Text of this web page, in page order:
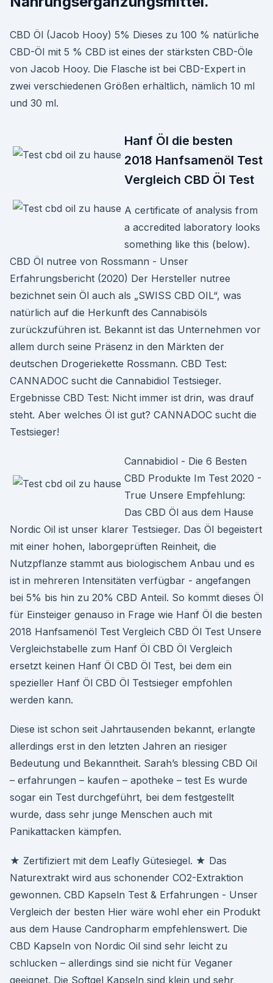
CBD Öl (Jacob Hooy) 5% Dieses zu 100 % natürliche
CBD-Öl mit 5 % CBD ist eines der stärksten CBD-Öle
von Jacob Hooy. Die Flasche ist bei CBD-Expert in
zwei verschiedenen Größen erhältlich, nämlich 10 ml
und 30 ml.
Hanf Öl die besten
2018 Hanfsamenöl Test
Vergleich CBD Öl Test
A certificate of analysis from
a accredited laboratory looks
something like this (below).
CBD Öl nutree von Rossmann - Unser
Erfahrungsbericht (2020) Der Hersteller nutree
bezichnet sein Öl auch als „SWISS CBD OIL“, was
natürlich auf die Herkunft des Cannabisöls
zurückzuführen ist. Bekannt ist das Unternehmen vor
allem durch seine Präsenz in den Märkten der
deutschen Drogeriekette Rossmann. CBD Test:
CANNADOC sucht die Cannabidiol Testsieger.
Ergebnisse CBD Test: Nicht immer ist drin, was drauf
steht. Aber welches Öl ist gut? CANNADOC sucht die
Testsieger!
Cannabidiol - Die 6 Besten
CBD Produkte Im Test 2020 -
True Unsere Empfehlung:
Das CBD Öl aus dem Hause
Nordic Oil ist unser klarer Testsieger. Das Öl begeistert
mit einer hohen, laborgeprüften Reinheit, die
Nutzpflanze stammt aus biologischem Anbau und es
ist in mehreren Intensitäten verfügbar - angefangen
bei 5% bis hin zu 20% CBD Anteil. So kommt dieses Öl
für Einsteiger genauso in Frage wie Hanf Öl die besten
2018 Hanfsamenöl Test Vergleich CBD Öl Test Unsere
Vergleichstabelle zum Hanf Öl CBD Öl Vergleich
ersetzt keinen Hanf Öl CBD Öl Test, bei dem ein
spezieller Hanf Öl CBD Öl Testsieger empfohlen
werden kann.
Diese ist schon seit Jahrtausenden bekannt, erlangte
allerdings erst in den letzten Jahren an riesiger
Bedeutung und Bekanntheit. Sarah’s blessing CBD Oil
– erfahrungen – kaufen – apotheke – test Es wurde
sogar ein Test durchgeführt, bei dem festgestellt
wurde, dass sehr junge Menschen auch mit
Panikattacken kämpfen.
★ Zertifiziert mit dem Leafly Gütesiegel. ★ Das
Naturextrakt wird aus schonender CO2-Extraktion
gewonnen. CBD Kapseln Test & Erfahrungen - Unser
Vergleich der besten Hier wäre wohl eher ein Produkt
aus dem Hause Candropharm empfehlenswert. Die
CBD Kapseln von Nordic Oil sind sehr leicht zu
schlucken – allerdings sind sie nicht für Veganer
geeignet. Die Softgel Kapseln sind klein und sehr